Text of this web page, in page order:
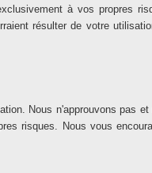
à vos propres
résulter de votre
Nous n'approuvons pas
risques. Nous vous